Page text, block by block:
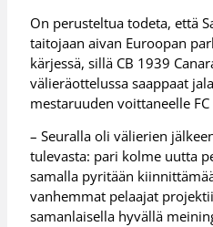
On perusteltua todeta, että
taitojaan aivan Euroopan
kärjessä, sillä CB 1939
välieräottelussa saappaat
mestaruuden voittaneelle
– Seuralla oli välierien
tulevasta: pari kolme uutta
samalla pyritään
vanhemmat pelaajat
samanlaisella hyvällä